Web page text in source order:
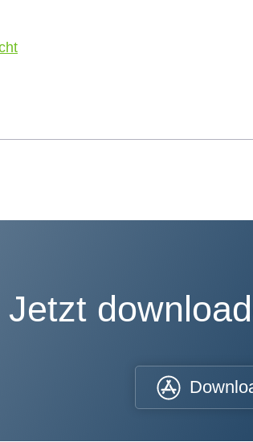
Jetzt